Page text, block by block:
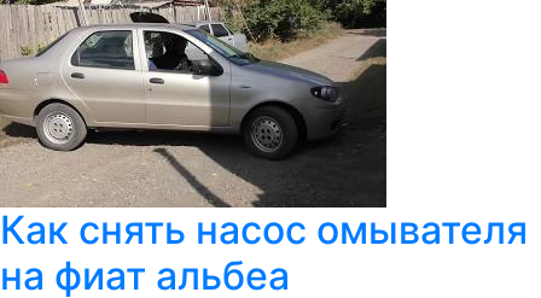
Как снять насос омывателя
на фиат альбеа